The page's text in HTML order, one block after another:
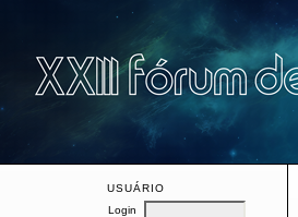
USUÁRIO
Login